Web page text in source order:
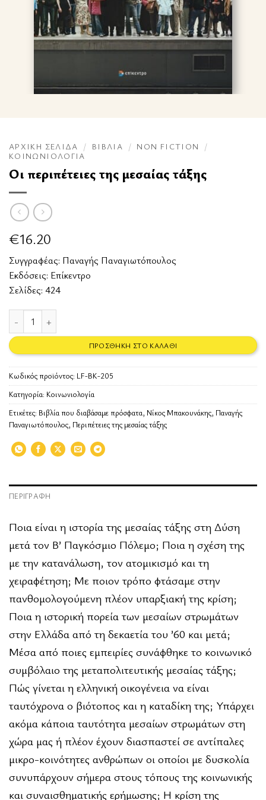
ΑΡΧΙΚΉ ΣΕΛΊΔΑ / ΒΙΒΛΊΑ / NON FICTION
/
ΚΟΙΝΩΝΙΟΛΟΓΊΑ
Οι περιπέτειες της μεσαίας τάξης
€16.20
Συγγραφέας: Παναγής Παναγιωτόπουλος
Εκδόσεις: Επίκεντρο
Σελίδες: 424
Οι περιπέτειες της μεσαίας τάξης ποσότητα
ΠΡΟΣΘΉΚΗ ΣΤΟ ΚΑΛΆΘΙ
Κωδικός προϊόντος: LF-BK-205
Κατηγορία: Κοινωνιολογία
Ετικέτες: Βιβλία που διαβάσαμε πρόσφατα, Νίκος Μπακουνάκης, Παναγής
Παναγιωτόπουλος, Περιπέτειες της μεσαίας τάξης
ΠΕΡΙΓΡΑΦΉ
Ποια είναι η ιστορία της μεσαίας τάξης στη Δύση
μετά τον Β’ Παγκόσμιο Πόλεμο; Ποια η σχέση της
με την κατανάλωση, τον ατομικισμό και τη
χειραφέτηση; Με ποιον τρόπο φτάσαμε στην
πανθομολογούμενη πλέον υπαρξιακή της κρίση;
Ποια η ιστορική πορεία των μεσαίων στρωμάτων
στην Ελλάδα από τη δεκαετία του ’60 και μετά;
Μέσα από ποιες εμπειρίες συνάφθηκε το κοινωνικό
συμβόλαιο της μεταπολιτευτικής μεσαίας τάξης;
Πώς γίνεται η ελληνική οικογένεια να είναι
ταυτόχρονα ο βιότοπος και η καταδίκη της; Υπάρχει
ακόμα κάποια ταυτότητα μεσαίων στρωμάτων στη
χώρα μας ή πλέον έχουν διασπαστεί σε αντίπαλες
μικρο-κοινότητες ανθρώπων οι οποίοι με δυσκολία
συνυπάρχουν σήμερα στους τόπους της κοινωνικής
και συναισθηματικής ερήμωσης; Η κρίση της